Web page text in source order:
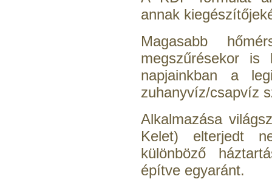
annak
Magasabb
megszűrésekor
napjainkban a
zuhanyvíz/csapvíz
Alkalmazása
Kelet) elterjedt
különböző
építve egyaránt.